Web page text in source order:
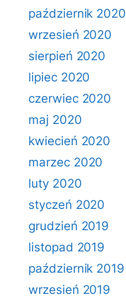
październik 2020
wrzesień 2020
sierpień 2020
lipiec 2020
czerwiec 2020
maj 2020
kwiecień 2020
marzec 2020
luty 2020
styczeń 2020
grudzień 2019
listopad 2019
październik 2019
wrzesień 2019